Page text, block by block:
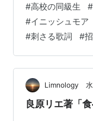
水曜日 午後３時
http://
オネーム・アミ
合さとこさん！
ー田口ピアノ工
#高校の同級生 #
#イニッシュモア
#刺さる歌詞 #
Limnology 水
良原リエ著「